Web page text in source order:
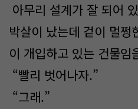
아무리 설계가 잘 되어
박살이 났는데 겉이 멀쩡
이 개입하고 있는 건물임
“빨리 벗어나자.”
“그래.”